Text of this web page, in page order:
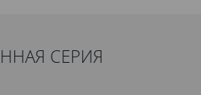
СЕРИЯ